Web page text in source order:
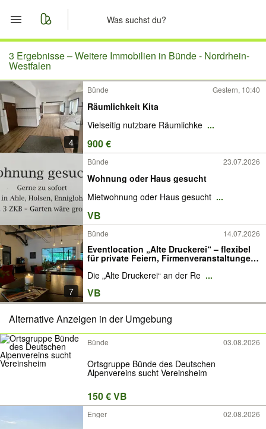
Start
Merkliste
Nachrichten
Anzeige aufgeben
3 Ergebnisse –Weitere Immobilien in Bünde - Nordrhein-
Westfalen
4
Bünde Gestern, 10:40
Räumlichkeit Kita
Vielseitig nutzbare Räumlichke ...
900 €
Bünde 23.07.2026
Wohnung oder Haus gesucht
Mietwohnung oder Haus gesucht ...
VB
7
Bünde 14.07.2026
Eventlocation „Alte Druckerei“ – flexibel
für private Feiern, Firmenveranstaltungen
oder Hochzeiten
Die „Alte Druckerei“ an der Re ...
VB
Alternative Anzeigen in der Umgebung
Bünde 03.08.2026
Ortsgruppe Bünde des Deutschen
Alpenvereins sucht Vereinsheim
150 € VB
Enger 02.08.2026